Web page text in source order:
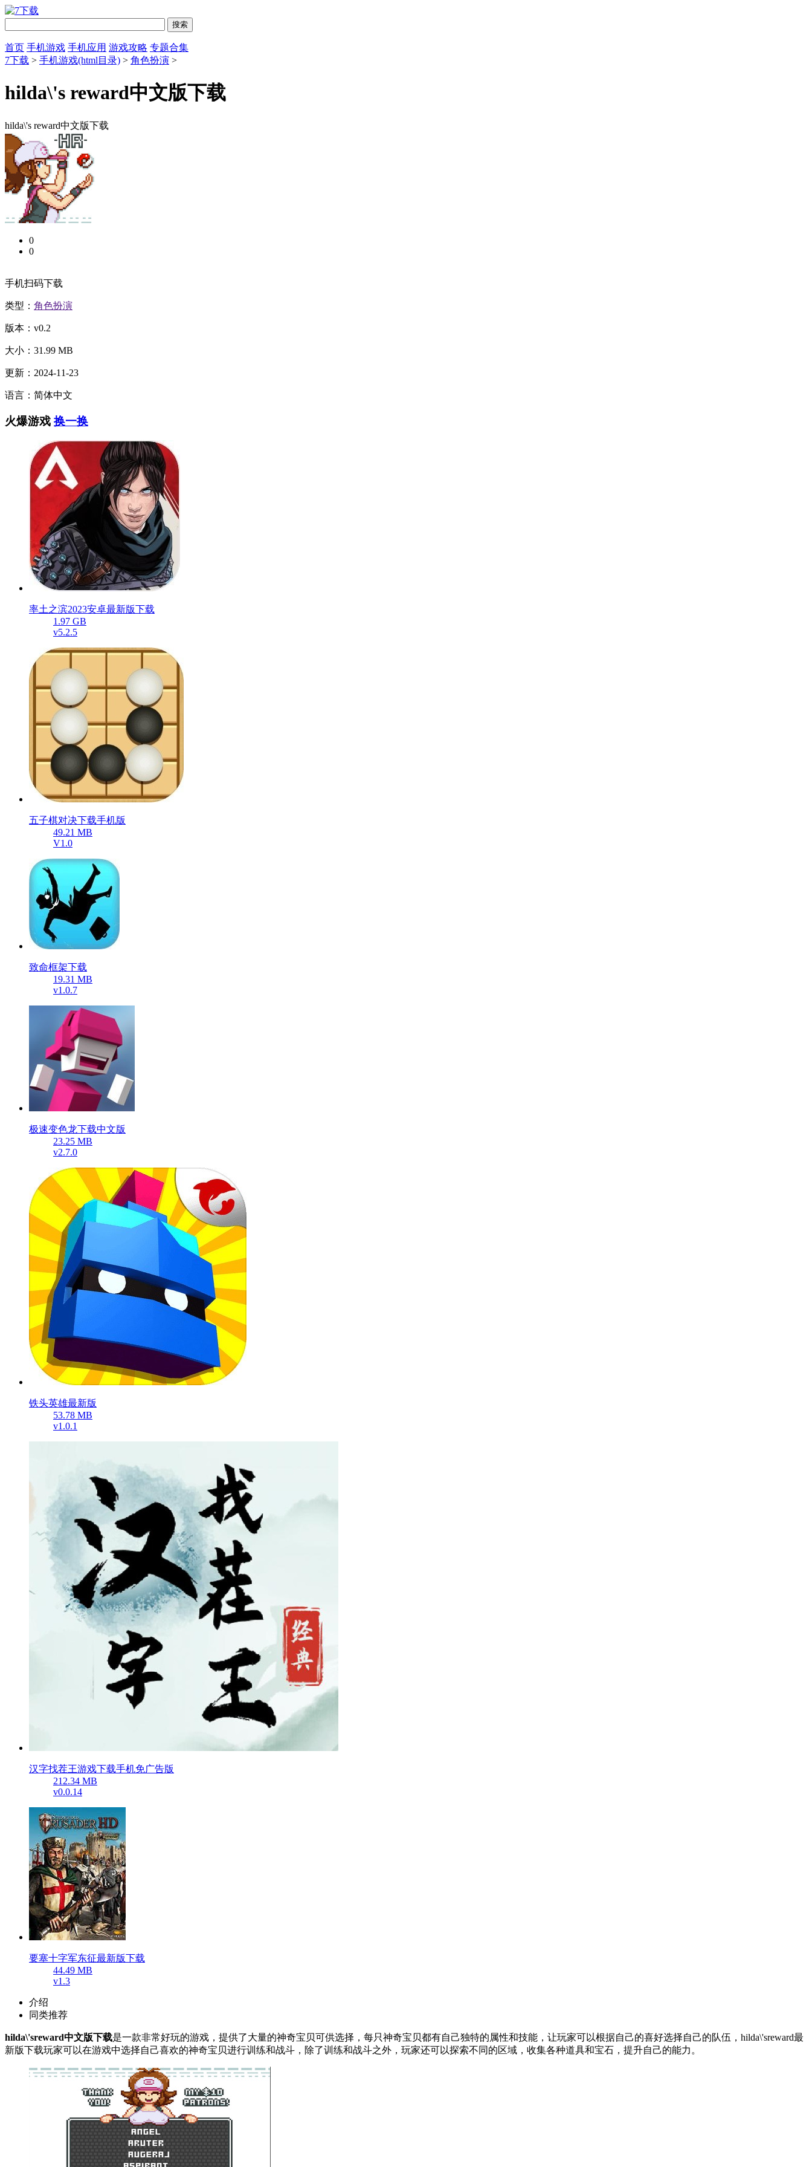
首页 手机游戏 手机应用 游戏攻略 专题合集
7下载 > 手机游戏(html目录) > 角色扮演 >
hilda\'s reward中文版下载
hilda\'s reward中文版下载
0
0
手机扫码下载
类型： 角色扮演
版本：v0.2
大小：31.99 MB
更新：2024-11-23
语言：简体中文
火爆游戏 换一换
率土之滨2023安卓最新版下载
1.97 GB
v5.2.5
五子棋对决下载手机版
49.21 MB
V1.0
致命框架下载
19.31 MB
v1.0.7
极速变色龙下载中文版
23.25 MB
v2.7.0
铁头英雄最新版
53.78 MB
v1.0.1
汉字找茬王游戏下载手机免广告版
212.34 MB
v0.0.14
要塞十字军东征最新版下载
44.49 MB
v1.3
介绍
同类推荐
hilda\'sreward中文版下载是一款非常好玩的游戏，提供了大量的神奇宝贝可供选择，每只神奇宝贝都有自己独特的属性和技能，让玩家可以根据自己的喜好选择自己的队伍，hilda\'sreward最
新版下载玩家可以在游戏中选择自己喜欢的神奇宝贝进行训练和战斗，除了训练和战斗之外，玩家还可以探索不同的区域，收集各种道具和宝石，提升自己的能力。